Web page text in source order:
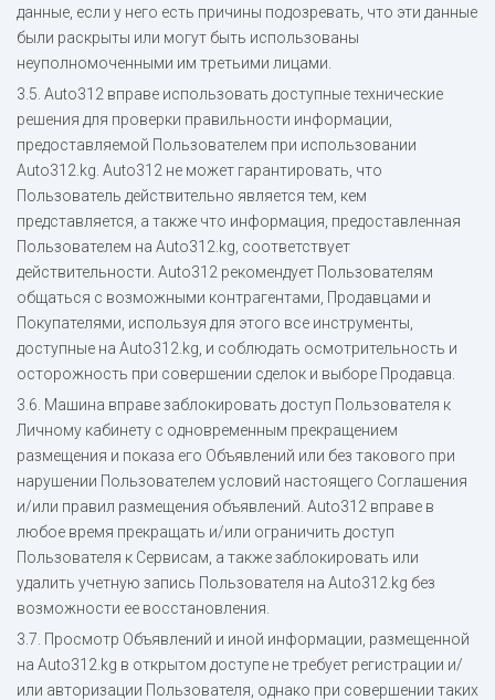
данные, если у него есть причины подозревать, что эти данные
были раскрыты или могут быть использованы
неуполномоченными им третьими лицами.
3.5. Auto312 вправе использовать доступные технические
решения для проверки правильности информации,
предоставляемой Пользователем при использовании
Auto312.kg. Auto312 не может гарантировать, что
Пользователь действительно является тем, кем
представляется, а также что информация, предоставленная
Пользователем на Auto312.kg, соответствует
действительности. Auto312 рекомендует Пользователям
общаться с возможными контрагентами, Продавцами и
Покупателями, используя для этого все инструменты,
доступные на Auto312.kg, и соблюдать осмотрительность и
осторожность при совершении сделок и выборе Продавца.
3.6. Машина вправе заблокировать доступ Пользователя к
Личному кабинету с одновременным прекращением
размещения и показа его Объявлений или без такового при
нарушении Пользователем условий настоящего Соглашения
и/или правил размещения объявлений. Auto312 вправе в
любое время прекращать и/или ограничить доступ
Пользователя к Сервисам, а также заблокировать или
удалить учетную запись Пользователя на Auto312.kg без
возможности ее восстановления.
3.7. Просмотр Объявлений и иной информации, размещенной
на Auto312.kg в открытом доступе не требует регистрации и/
или авторизации Пользователя, однако при совершении таких